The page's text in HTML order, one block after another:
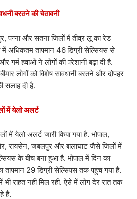
बरतने की चेतावनी
पन्ना और सतना जिलों में तीव्र लू का रेड
में अधिकतम तापमान 46 डिग्री सेल्सियस से
हवाओं ने लोगों की परेशानी बढ़ा दी है.
लोगों को विशेष सावधानी बरतने और दोपहर
सलाह दी है.
में येलो अलर्ट
में येलो अलर्ट जारी किया गया है. भोपाल,
रायसेन, जबलपुर और बालाघाट जैसे जिलों में
के बीच बना हुआ है. भोपाल में दिन का
तापमान 29 डिग्री सेल्सियस तक पहुंच गया है.
भी राहत नहीं मिल रही. ऐसे में लोग देर रात तक
हैं.